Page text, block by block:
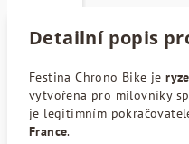
Detailní popis
Festina Chrono Bike je
vytvořena pro milovníky
je legitimním
France.